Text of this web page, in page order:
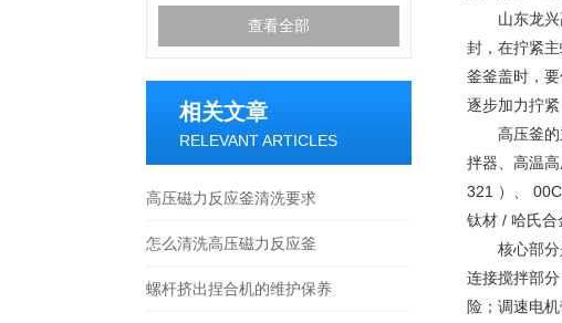
查看全部
相关文章
RELEVANT ARTICLES
高压磁力反应釜清洗要求
怎么清洗高压磁力反应釜
螺杆挤出捏合机的维护保养
山东龙兴高
封，在拧紧
釜釜盖时，
逐步加力拧
高压釜的主
拌器、高温
321 ）、
钛材 / 哈氏合
核心部分是
连接搅拌部
险；调速电